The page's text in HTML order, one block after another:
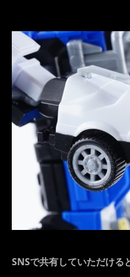
SNSで共有していただける